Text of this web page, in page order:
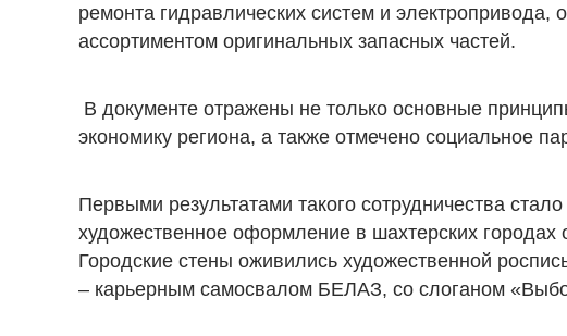
ремонта гидравлических систем и
ассортиментом оригинальных запасных частей.
В документе отражены не только основные
экономику региона, а также отмечено социальное
Первыми результатами такого сотрудничества
художественное оформление в шахтерских
Городские стены оживились художественной
– карьерным самосвалом БЕЛАЗ, со слоганом